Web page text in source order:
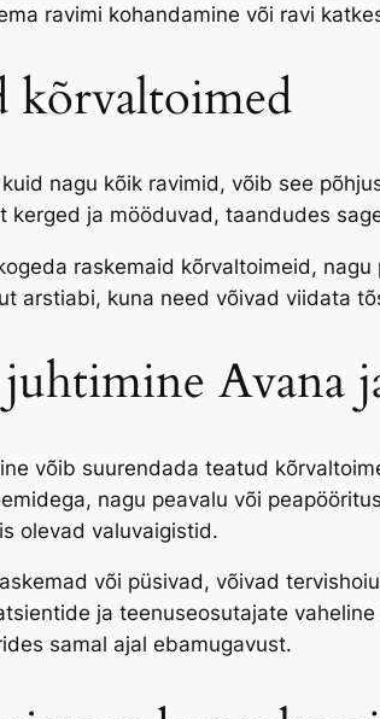
ravimi kohandamine või ravi
kõrvaltoimed
nagu kõik ravimid, võib see
kerged ja mööduvad, taandudes
raskemaid kõrvaltoimeid,
arstiabi, kuna need võivad viidata
Avana
võib suurendada teatud
nagu peavalu või
olevad valuvaigistid.
või püsivad, võivad
ja teenuseosutajate
samal ajal ebamugavust.